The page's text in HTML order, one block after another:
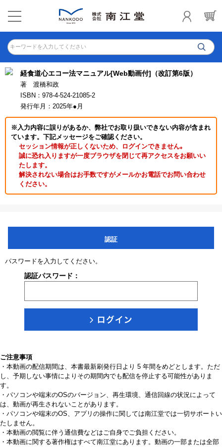
キーワードを入力してください
経食道心エコー法マニュアル[Web動画付]（改訂第6版）
著 渡橋和政
ISBN：978-4-524-21085-2
発行年月：2025年●月
※入力内容に誤りがあるか、弊社でお取り扱いできない内容が含まれ
ています。下記メッセージをご確認ください。
セッション情報が正しくないため、ログインできません｡
誠に恐れ入りますが一度ブラウザを閉じて再アクセスをお願いい
たします。
解決されない場合はお手数ですがメールかお電話でお問い合わせ
ください。
認証
パスワードを入力してください。
認証パスワード：
ご注意事項
・本動画の配信期間は、本書最新刷発行日より 5 年間をめどとします。ただ
し、予期しない事情によりその期間内でも配信を停止する可能性がありま
す。
・パソコンや端末のOSのバージョン、再生環境、通信回線の状況によって
は、動画が再生されないことがあります。
・パソコンや端末のOS、アプリの操作に関しては南江堂では一切サポートい
たしません。
・本動画の閲覧に伴う通信費などはご自身でご負担ください。
・本動画に関する著作権はすべて南江堂にあります。動画の一部または全部